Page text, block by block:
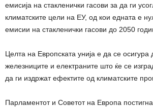
емисија на стакленички гасови за да ги
климатските цели на ЕУ, од кои едната е
емисии на стакленички гасови до 2050
Целта на Европската унија е да се осигура
железниците и електраните што ќе се
да ги издржат ефектите од климатските
Парламентот и Советот на Европа